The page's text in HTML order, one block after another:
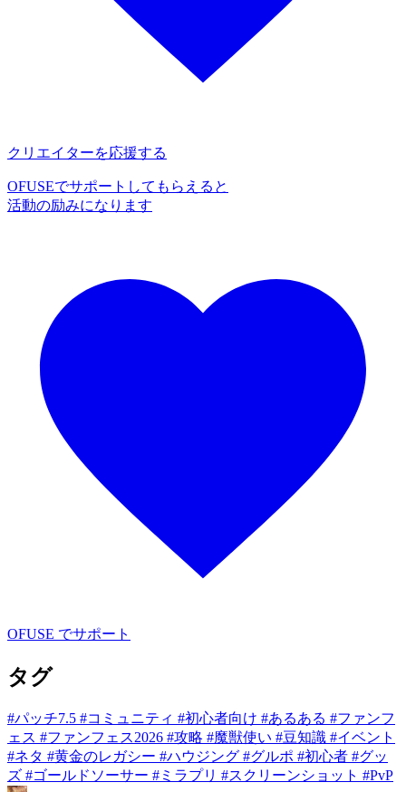
クリエイターを応援する
OFUSEでサポートしてもらえると
活動の励みになります
OFUSE でサポート
タグ
#パッチ7.5 #コミュニティ #初心者向け #あるある #ファンフ
ェス #ファンフェス2026 #攻略 #魔獣使い #豆知識 #イベント
#ネタ #黄金のレガシー #ハウジング #グルポ #初心者 #グッ
ズ #ゴールドソーサー #ミラプリ #スクリーンショット #PvP